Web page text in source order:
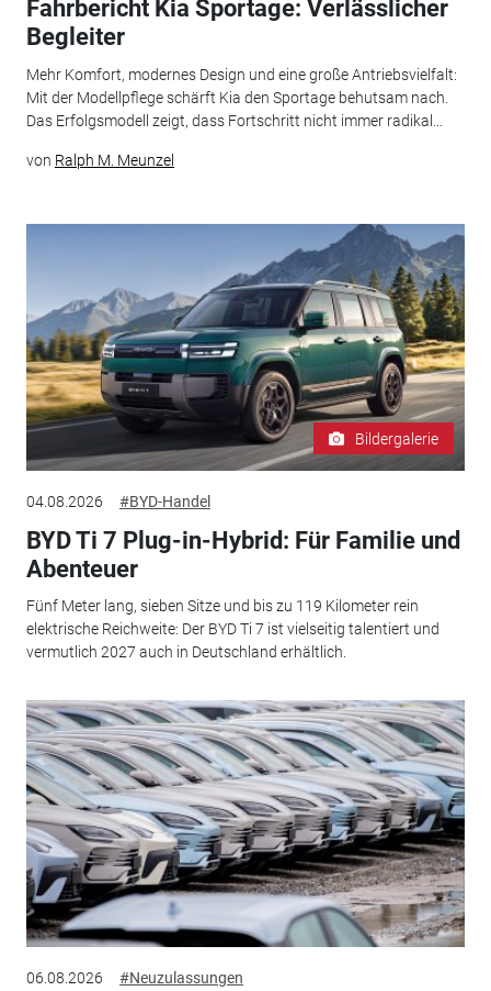
Fahrbericht Kia Sportage: Verlässlicher
Begleiter
Mehr Komfort, modernes Design und eine große Antriebsvielfalt:
Mit der Modellpflege schärft Kia den Sportage behutsam nach.
Das Erfolgsmodell zeigt, dass Fortschritt nicht immer radikal...
von Ralph M. Meunzel
Bildergalerie
04.08.2026 #BYD-Handel
BYD Ti 7 Plug-in-Hybrid: Für Familie und
Abenteuer
Fünf Meter lang, sieben Sitze und bis zu 119 Kilometer rein
elektrische Reichweite: Der BYD Ti 7 ist vielseitig talentiert und
vermutlich 2027 auch in Deutschland erhältlich.
06.08.2026 #Neuzulassungen